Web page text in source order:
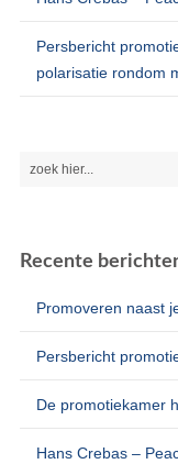
Persbericht
polarisatie rondom
Recente
Promoveren naast
Persbericht
De promotiekamer
Hans Crebas –